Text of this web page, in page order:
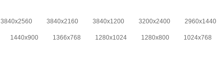
3840x2560 3840x2160 3840x1200 3200x2400 2960x1440
1440x900 1366x768 1280x1024 1280x800 1024x768